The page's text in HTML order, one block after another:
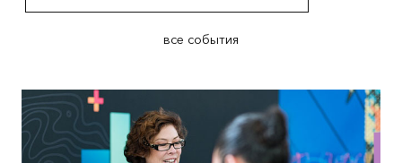
все события